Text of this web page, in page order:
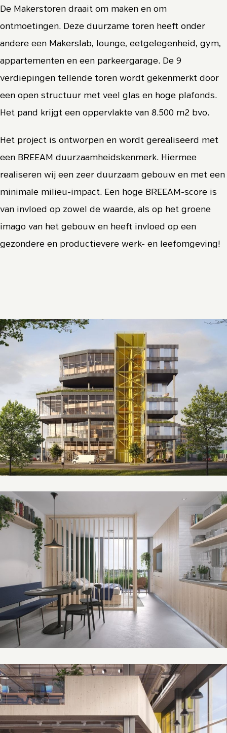
De Makerstoren draait om maken en om
ontmoetingen. Deze duurzame toren heeft onder
andere een Makerslab, lounge, eetgelegenheid, gym,
appartementen en een parkeergarage. De 9
verdiepingen tellende toren wordt gekenmerkt door
een open structuur met veel glas en hoge plafonds.
Het pand krijgt een oppervlakte van 8.500 m2 bvo.
Het project is ontworpen en wordt gerealiseerd met
een BREEAM duurzaamheidskenmerk. Hiermee
realiseren wij een zeer duurzaam gebouw en met een
minimale milieu-impact. Een hoge BREEAM-score is
van invloed op zowel de waarde, als op het groene
imago van het gebouw en heeft invloed op een
gezondere en productievere werk- en leefomgeving!